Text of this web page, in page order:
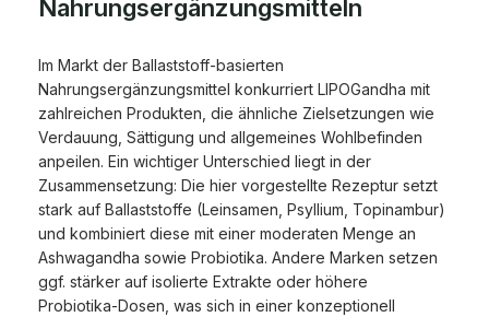
Nahrungsergänzungsmitteln
Im Markt der Ballaststoff-basierten
Nahrungsergänzungsmittel konkurriert LIPOGandha mit
zahlreichen Produkten, die ähnliche Zielsetzungen wie
Verdauung, Sättigung und allgemeines Wohlbefinden
anpeilen. Ein wichtiger Unterschied liegt in der
Zusammensetzung: Die hier vorgestellte Rezeptur setzt
stark auf Ballaststoffe (Leinsamen, Psyllium, Topinambur)
und kombiniert diese mit einer moderaten Menge an
Ashwagandha sowie Probiotika. Andere Marken setzen
ggf. stärker auf isolierte Extrakte oder höhere
Probiotika-Dosen, was sich in einer konzeptionell